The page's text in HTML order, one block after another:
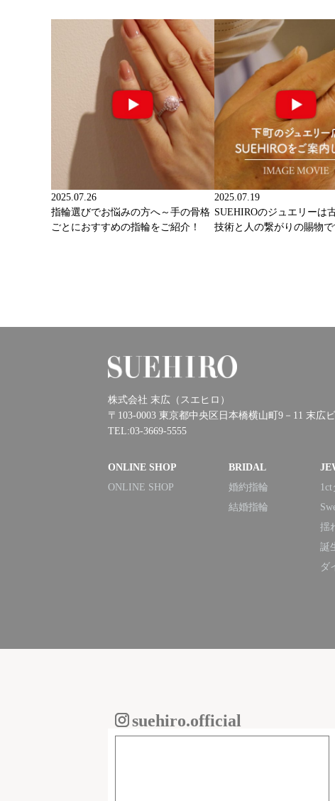
2025.07.26
指輪選びでお悩みの方へ～手の骨格
ごとにおすすめの指輪をご紹介！
2025.07.19
SUEHIROのジュエリーは
技術と人の繋がりの賜物で
株式会社 末広（スエヒロ）
〒103-0003 東京都中央区日本橋横山町9－11 末広
TEL:03-3669-5555
ONLINE SHOP
ONLINE SHOP
BRIDAL
婚約指輪
結婚指輪
揺
誕
ダ
suehiro.official